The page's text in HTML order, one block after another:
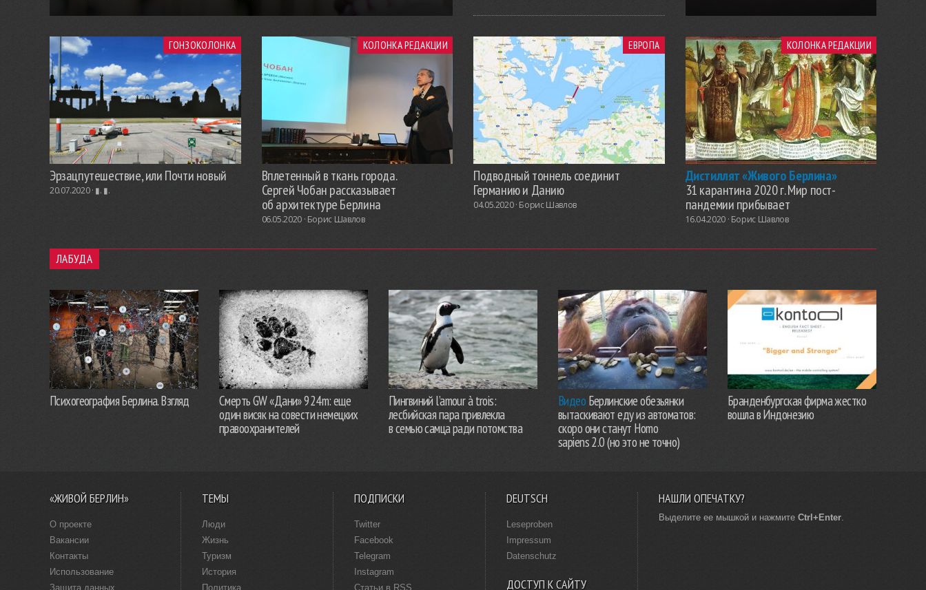
ГОНЗОКОЛОНКА
Эрзацпутешествие, или Почти новый
20.07.2020 · ▮. ▮.
КОЛОНКА РЕДАКЦИИ
Вплетенный в ткань города.
Сергей Чобан рассказывает
об архитектуре Берлина
06.05.2020 · Борис Шавлов
ЕВРОПА
Подводный тоннель соединит
Германию и Данию
04.05.2020 · Борис Шавлов
КОЛОНКА РЕДАКЦИИ
Дистиллят «Живого Берлина»
31 карантина 2020 г. Мир пост-
пандемии прибывает
16.04.2020 · Борис Шавлов
ЛАБУДА
Психогеография Берлина. Взгляд
Смерть GW «Дани» 924m: еще
один висяк на совести немецких
правоохранителей
Пингвиний l’amour à trois:
лесбийская пара привлекла
в семью самца ради потомства
Видео Берлинские обезьянки
вытаскивают еду из автоматов:
скоро они станут Homo
sapiens 2.0 (но это не точно)
Бранденбургская фирма жестко
вошла в Индонезию
«ЖИВОЙ БЕРЛИН»
О проекте
Вакансии
Контакты
Использование
Защита данных
ТЕМЫ
Люди
Жизнь
Туризм
История
Политика
ПОДПИСКИ
Twitter
Facebook
Telegram
Instagram
Статьи в RSS
DEUTSCH
Leseproben
Impressum
Datenschutz
ДОСТУП К САЙТУ
НАШЛИ ОПЕЧАТКУ?
Выделите ее мышкой и нажмите Ctrl+Enter